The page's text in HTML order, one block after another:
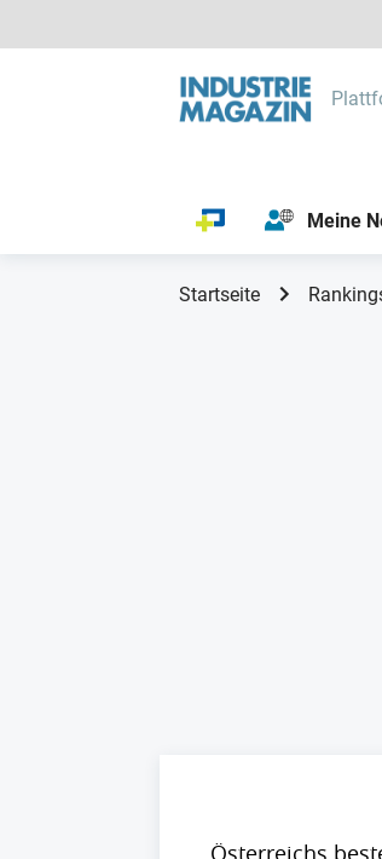
Meine
Startseite
Österreichs